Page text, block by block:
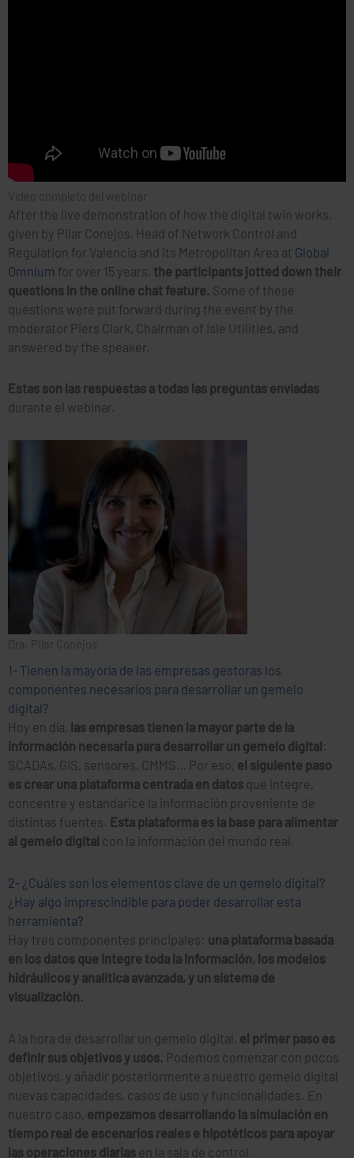
Vídeo completo del webinar
After the live demonstration of how the digital twin works,
given by Pilar Conejos, Head of Network Control and
Regulation for Valencia and its Metropolitan Area at Global
Omnium for over 15 years, the participants jotted down their
questions in the online chat feature. Some of these
questions were put forward during the event by the
moderator Piers Clark, Chairman of Isle Utilities, and
answered by the speaker.
Estas son las respuestas a todas las preguntas enviadas
durante el webinar.
Dra. Pilar Conejos
1- Tienen la mayoría de las empresas gestoras los
componentes necesarios para desarrollar un gemelo
digital?
Hoy en día, las empresas tienen la mayor parte de la
información necesaria para desarrollar un gemelo digital:
SCADAs, GIS, sensores, CMMS… Por eso, el siguiente paso
es crear una plataforma centrada en datos que integre,
concentre y estandarice la información proveniente de
distintas fuentes. Esta plataforma es la base para alimentar
al gemelo digital con la información del mundo real.
2- ¿Cuáles son los elementos clave de un gemelo digital?
¿Hay algo imprescindible para poder desarrollar esta
herramienta?
Hay tres componentes principales: una plataforma basada
en los datos que integre toda la información, los modelos
hidráulicos y analítica avanzada, y un sistema de
visualización.
A la hora de desarrollar un gemelo digital, el primer paso es
definir sus objetivos y usos. Podemos comenzar con pocos
objetivos, y añadir posteriormente a nuestro gemelo digital
nuevas capacidades, casos de uso y funcionalidades. En
nuestro caso, empezamos desarrollando la simulación en
tiempo real de escenarios reales e hipotéticos para apoyar
las operaciones diarias en la sala de control.